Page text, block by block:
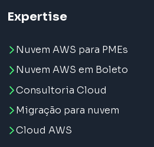
Expertise
Nuvem AWS para PMEs
Nuvem AWS em Boleto
Consultoria Cloud
Migração para nuvem
Cloud AWS